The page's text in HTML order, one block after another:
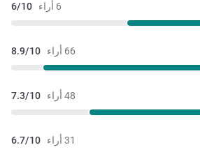
6 أراء 6/10
66 أراء 8.9/10
48 أراء 7.3/10
31 أراء 6.7/10